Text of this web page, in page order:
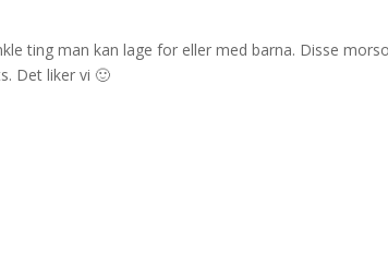
ting man kan lage for eller med barna. Disse
Det liker vi 🙂